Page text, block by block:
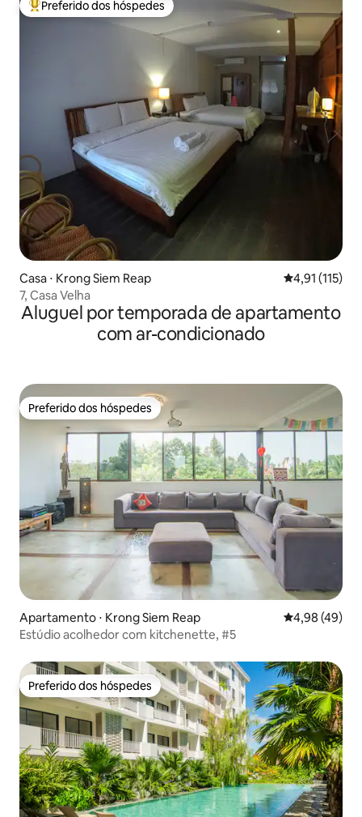
Entre os melhores preferidos dos hóspedes
Preferido dos hóspedes
Casa ⋅ Krong Siem Reap 4,91 de uma
4,91 (115)
7, Casa Velha
Aluguel por temporada de apartamento
com ar-condicionado
Preferido dos hóspedes
Preferido dos hóspedes
Apartamento ⋅ Krong Siem Reap 4,98 de uma
4,98 (49)
Estúdio acolhedor com kitchenette, #5
Preferido dos hóspedes
Preferido dos hóspedes